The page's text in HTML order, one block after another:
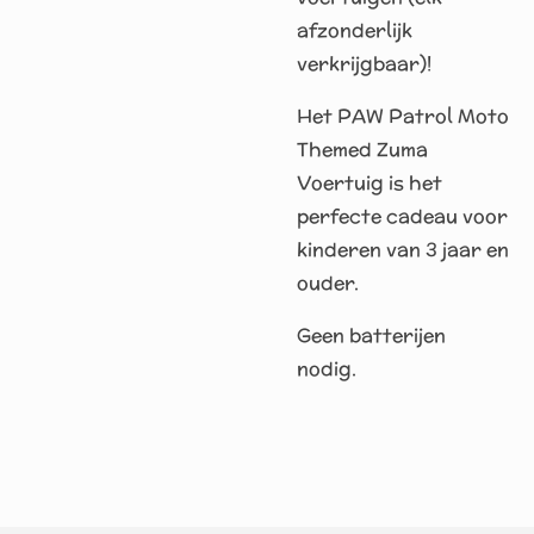
afzonderlijk
verkrijgbaar)!
Het PAW Patrol Moto
Themed Zuma
Voertuig is het
perfecte cadeau voor
kinderen van 3 jaar en
ouder.
Geen batterijen
nodig.